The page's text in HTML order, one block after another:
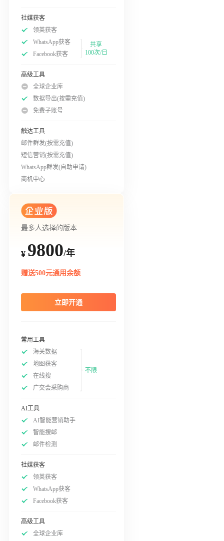
社媒获客
领英获客
WhatsApp获客
Facebook获客
共享
100次/日
高级工具
全球企业库
数据导出(按需充值)
免费子账号
触达工具
邮件群发(按需充值)
短信营销(按需充值)
WhatsApp群发(自助申请)
商机中心
最多人选择的版本
¥ 9800/年
赠送500元通用余额
立即开通
常用工具
海关数据
地图获客
在线搜
广交会采购商
不限
AI工具
AI智能营销助手
智能搜邮
邮件检测
社媒获客
领英获客
WhatsApp获客
Facebook获客
高级工具
全球企业库